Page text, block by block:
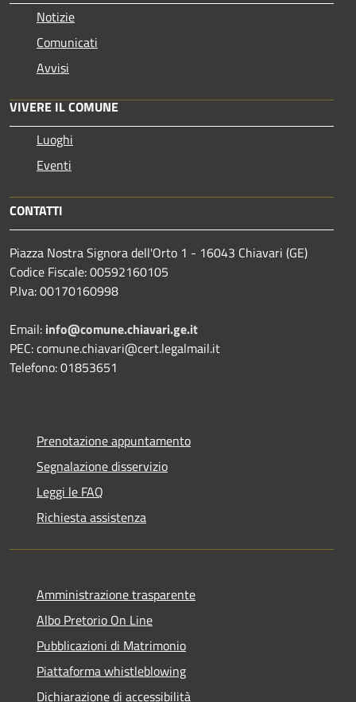
Notizie
Comunicati
Avvisi
VIVERE IL COMUNE
Luoghi
Eventi
CONTATTI
Piazza Nostra Signora dell'Orto 1 - 16043 Chiavari (GE)
Codice Fiscale: 00592160105
P.Iva: 00170160998
Email: info@comune.chiavari.ge.it
PEC: comune.chiavari@cert.legalmail.it
Telefono: 01853651
Prenotazione appuntamento
Segnalazione disservizio
Leggi le FAQ
Richiesta assistenza
Amministrazione trasparente
Albo Pretorio On Line
Pubblicazioni di Matrimonio
Piattaforma whistleblowing
Dichiarazione di accessibilità